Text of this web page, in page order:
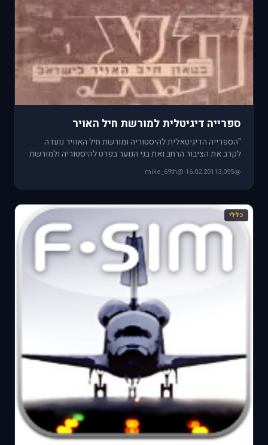
ספרייה דיגיטלית למורשת חיל האויר
"הספרייה הדיגיטאלית להיסטוריה ומורשת חיל האוויר נועדה
לקרב את הציבור הרחב ואת בני הנוער בפרט להיסטוריה ולמורשת
3,095
16.02.2011
·
@mike_69th
כללי